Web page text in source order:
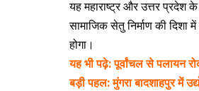
यह महाराष्ट्र और उत्तर प्रदेश
सामाजिक सेतु निर्माण की दिशा
होगा।
यह भी पढ़े: पूर्वांचल से पलायन
बड़ी पहल: मुंगरा बादशाहपुर में